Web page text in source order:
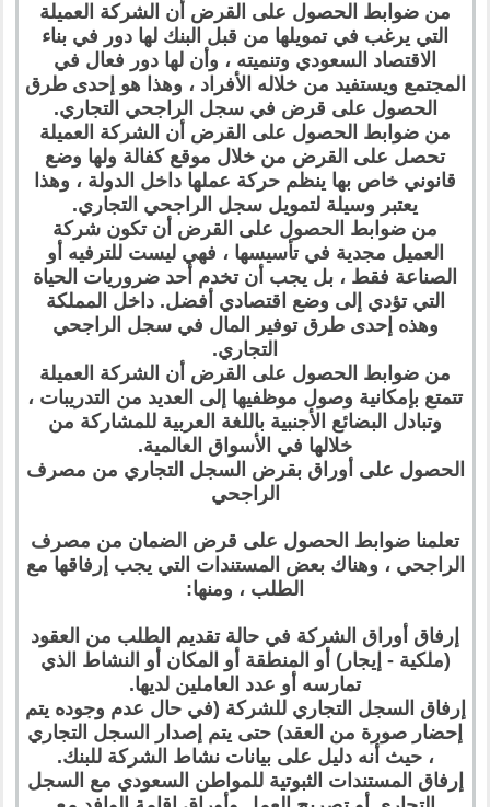
من ضوابط الحصول على القرض أن الشركة العميلة
التي يرغب في تمويلها من قبل البنك لها دور في بناء
الاقتصاد السعودي وتنميته ، وأن لها دور فعال في
المجتمع ويستفيد من خلاله الأفراد ، وهذا هو إحدى طرق
الحصول على قرض في سجل الراجحي التجاري.
من ضوابط الحصول على القرض أن الشركة العميلة
تحصل على القرض من خلال موقع كفالة ولها وضع
قانوني خاص بها ينظم حركة عملها داخل الدولة ، وهذا
يعتبر وسيلة لتمويل سجل الراجحي التجاري.
من ضوابط الحصول على القرض أن تكون شركة
العميل مجدية في تأسيسها ، فهي ليست للترفيه أو
الصناعة فقط ، بل يجب أن تخدم أحد ضروريات الحياة
التي تؤدي إلى وضع اقتصادي أفضل. داخل المملكة
وهذه إحدى طرق توفير المال في سجل الراجحي
التجاري.
من ضوابط الحصول على القرض أن الشركة العميلة
تتمتع بإمكانية وصول موظفيها إلى العديد من التدريبات ،
وتبادل البضائع الأجنبية باللغة العربية للمشاركة من
خلالها في الأسواق العالمية.
الحصول على أوراق بقرض السجل التجاري من مصرف
الراجحي
تعلمنا ضوابط الحصول على قرض الضمان من مصرف
الراجحي ، وهناك بعض المستندات التي يجب إرفاقها مع
الطلب ، ومنها:
إرفاق أوراق الشركة في حالة تقديم الطلب من العقود
(ملكية - إيجار) أو المنطقة أو المكان أو النشاط الذي
تمارسه أو عدد العاملين لديها.
إرفاق السجل التجاري للشركة (في حال عدم وجوده يتم
إحضار صورة من العقد) حتى يتم إصدار السجل التجاري
، حيث أنه دليل على بيانات نشاط الشركة للبنك.
إرفاق المستندات الثبوتية للمواطن السعودي مع السجل